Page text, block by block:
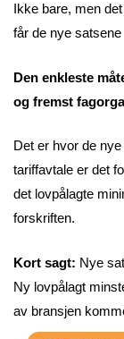
Ikke bare, men
får de nye
Den enkleste
og fremst
Det er hvor de
tariffavtale er det
det lovpålagte
forskriften.
Kort sagt: Nye
Ny lovpålagt
av bransjen